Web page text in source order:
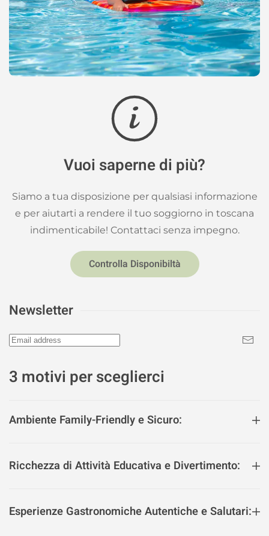
Vuoi saperne di più?
Siamo a tua disposizione per qualsiasi informazione
e per aiutarti a rendere il tuo soggiorno in toscana
indimenticabile! Contattaci senza impegno.
Controlla Disponibiltà
Newsletter
3 motivi per sceglierci
Ambiente Family-Friendly e Sicuro:
Ricchezza di Attività Educativa e Divertimento:
Esperienze Gastronomiche Autentiche e Salutari: